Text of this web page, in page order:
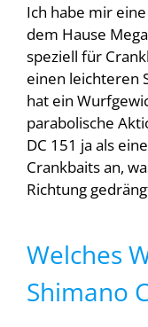
Ich habe mir
dem Hause
speziell für
einen leichteren
hat ein
parabolische
DC 151 ja als
Crankbaits an,
Richtung
Welches
Shimano